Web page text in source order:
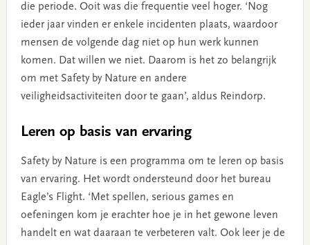
die periode. Ooit was die frequentie veel hoger. ‘Nog
ieder jaar vinden er enkele incidenten plaats, waardoor
mensen de volgende dag niet op hun werk kunnen
komen. Dat willen we niet. Daarom is het zo belangrijk
om met Safety by Nature en andere
veiligheidsactiviteiten door te gaan’, aldus Reindorp.
Leren op basis van ervaring
Safety by Nature is een programma om te leren op basis
van ervaring. Het wordt ondersteund door het bureau
Eagle’s Flight. ‘Met spellen, serious games en
oefeningen kom je erachter hoe je in het gewone leven
handelt en wat daaraan te verbeteren valt. Ook leer je de